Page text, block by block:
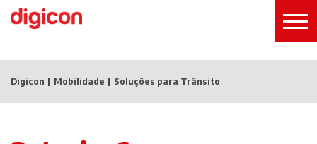
Digicon Mobilidade Soluções para Trânsito